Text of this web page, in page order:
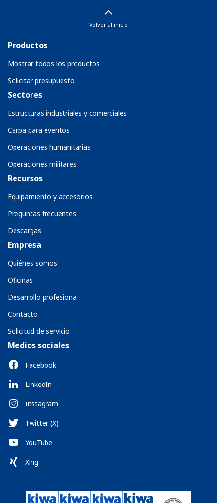
Volver al inicio
Productos
Mostrar todos los productos
Solicitar presupuesto
Sectores
Estructuras industriales y comerciales
Carpa para eventos
Operaciones humanitarias
Operaciones militares
Recursos
Equipamiento y accesorios
Preguntas frecuentes
Descargas
Empresa
Quiénes somos
Oficinas
Desarrollo profesional
Contacto
Solicitud de servicio
Medios sociales
Facebook
LinkedIn
Instagram
Twitter (X)
YouTube
Xing